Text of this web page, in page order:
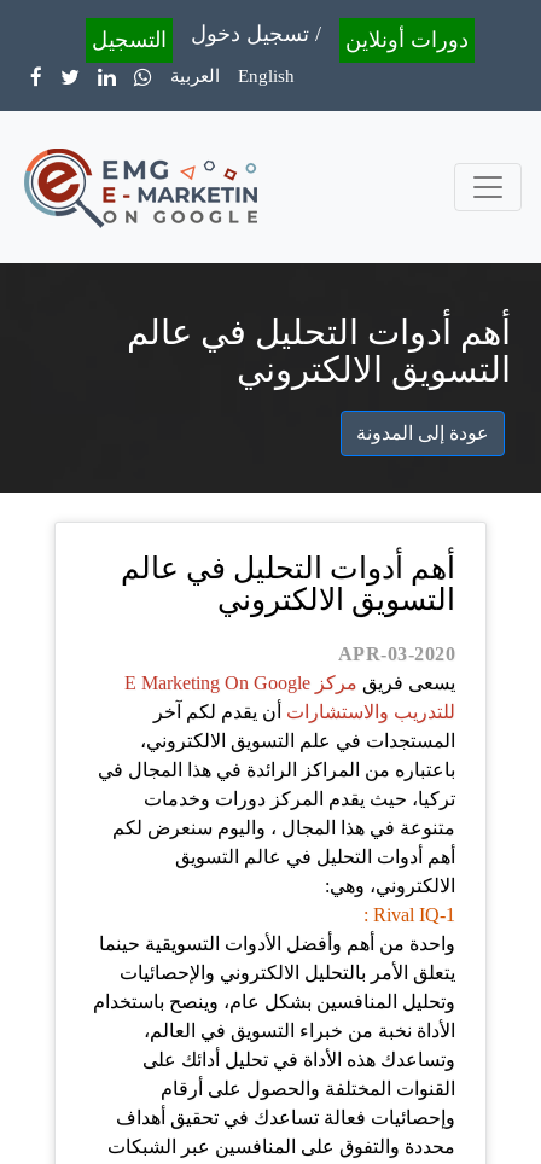
دورات أونلاين تسجيل دخول / التسجيل
العربية English
أهم أدوات التحليل في عالم
التسويق الالكتروني
عودة إلى المدونة
أهم أدوات التحليل في عالم
التسويق الالكتروني
APR-03-2020
يسعى فريق
مركز E Marketing On Google
للتدريب والاستشارات أن يقدم لكم آخر
المستجدات في علم التسويق الالكتروني،
باعتباره من المراكز الرائدة في هذا المجال في
تركيا، حيث يقدم المركز دورات وخدمات
متنوعة في هذا المجال ، واليوم سنعرض لكم
أهم أدوات التحليل في عالم التسويق
الالكتروني، وهي:
1-Rival IQ :
واحدة من أهم وأفضل الأدوات التسويقية حينما
يتعلق الأمر بالتحليل الالكتروني والإحصائيات
وتحليل المنافسين بشكل عام، وينصح باستخدام
الأداة نخبة من خبراء التسويق في العالم،
وتساعدك هذه الأداة في تحليل أدائك على
القنوات المختلفة والحصول على أرقام
وإحصائيات فعالة تساعدك في تحقيق أهداف
محددة والتفوق على المنافسين عبر الشبكات